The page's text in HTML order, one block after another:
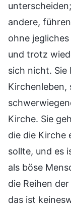
andere,
ohne
und trotz
sich nicht.
Kirchenleben,
Kirche. Sie
die die Kirche
sollte, und es
als böse
die Reihen
das ist